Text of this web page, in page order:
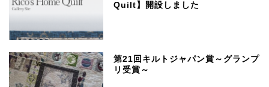
Quilt】開設しました
第21回キルトジャパン賞～グランプ
リ受賞～